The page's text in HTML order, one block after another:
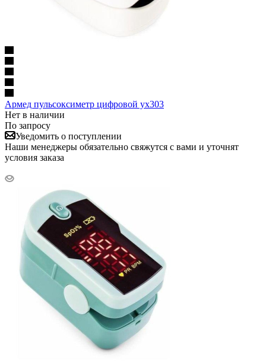
Армед пульсоксиметр цифровой yx303
Нет в наличии
По запросу
Уведомить о поступлении
Наши менеджеры обязательно свяжутся с вами и уточнят
условия заказа